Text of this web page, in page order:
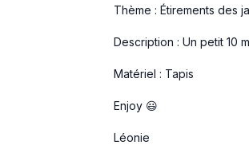
Thème : Étirements des
Description : Un petit 10
Matériel : Tapis
Enjoy 😃
Léonie